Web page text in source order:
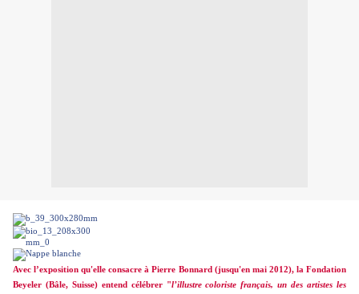
Avec l’exposition qu'elle consacre à Pierre Bonnard (jusqu'en mai 2012), la Fondation
Beyeler (Bâle, Suisse) entend célébrer "l’illustre coloriste français, un des artistes les